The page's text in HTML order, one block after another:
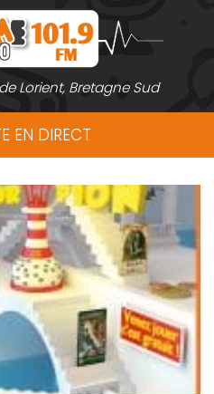
Lorient, Bretagne Sud
EN DIRECT